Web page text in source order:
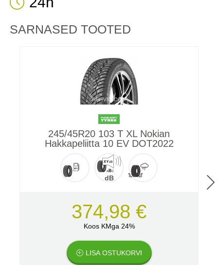
SARNASED TOOTED
245/45R20 103 T XL Nokian
Hakkapeliitta 10 EV DOT2022
dB
374,98 €
Koos KMga 24%
LISA OSTUKORVI